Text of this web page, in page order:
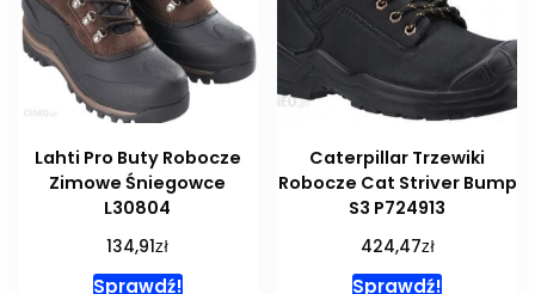
Lahti Pro Buty Robocze
Zimowe Śniegowce
L30804
134,91zł
Sprawdź!
Caterpillar Trzewiki
Robocze Cat Striver Bump
S3 P724913
424,47zł
Sprawdź!